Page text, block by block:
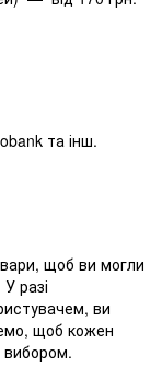
та інш.
щоб ви могли
разі
ви
щоб кожен
вибором.